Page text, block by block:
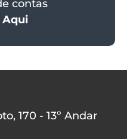
contas
Aqui
170 - 13º Andar